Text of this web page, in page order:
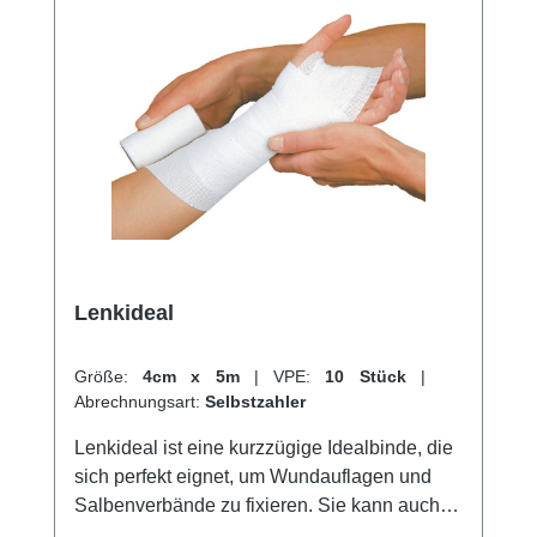
Lenkideal
Größe: 4cm x 5m | VPE: 10 Stück |
Abrechnungsart: Selbstzahler
Lenkideal ist eine kurzzügige Idealbinde, die
sich perfekt eignet, um Wundauflagen und
Salbenverbände zu fixieren. Sie kann auch